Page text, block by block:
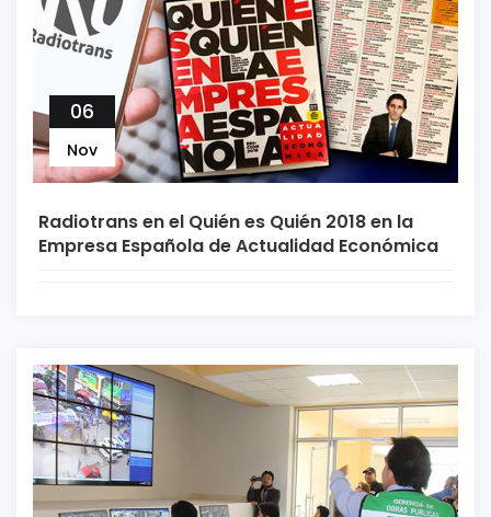
06
Nov
Radiotrans en el Quién es Quién 2018 en la
Empresa Española de Actualidad Económica